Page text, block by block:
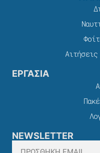
ΕΡΓΑΣΙΑ
NEWSLETTER